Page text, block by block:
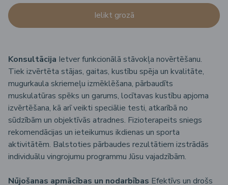
Ielikt grozā
Konsultācija Ietver funkcionālā stāvokļa novērtēšanu.
Tiek izvērtēta stājas, gaitas, kustību spēja un kvalitāte,
mugurkaula skriemeļu izmēklēšana, pārbaudīts
muskulatūras spēks un garums, locītavas kustību apjoma
izvērtēšana, kā arī veikti speciālie testi, atkarībā no
sūdzībām un objektīvās atradnes. Fizioterapeits sniegs
rekomendācijas un ieteikumus ikdienas un sporta
aktivitātēm. Balstoties pārbaudes rezultātiem izstrādās
individuālu vingrojumu programmu Jūsu vajadzībām.
Nūjošanas apmācības un nodarbības Efektīvs un drošs